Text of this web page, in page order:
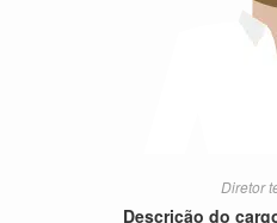
Diretor
Descrição do